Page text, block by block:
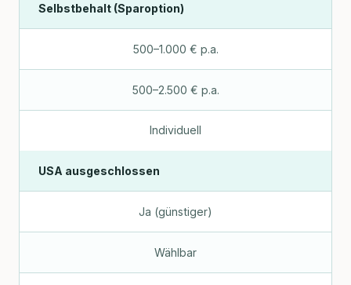
Selbstbehalt (Sparoption)
500–1.000 € p.a.
500–2.500 € p.a.
Individuell
USA ausgeschlossen
Ja (günstiger)
Wählbar